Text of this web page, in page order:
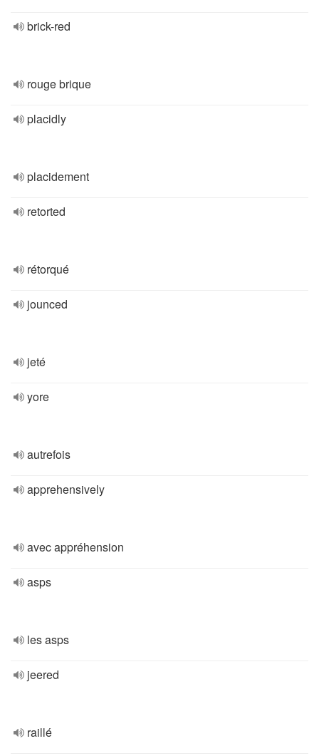
brick-red
rouge brique
placidly
placidement
retorted
rétorqué
jounced
jeté
yore
autrefois
apprehensively
avec appréhension
asps
les asps
jeered
raillé